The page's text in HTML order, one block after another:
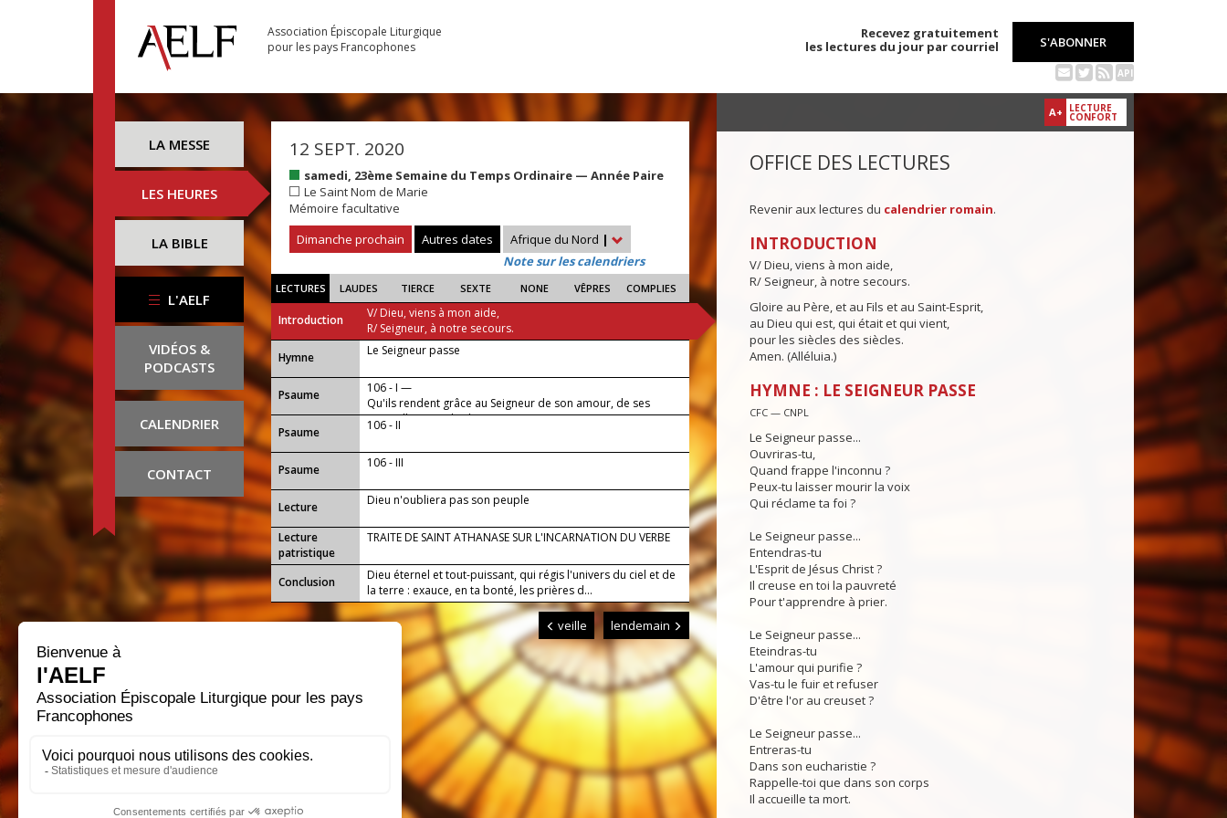
Association Épiscopale Liturgique
pour les pays Francophones
Recevez gratuitement
les lectures du jour par courriel
S'ABONNER
API
LA MESSE
LES HEURES
LA BIBLE
L'AELF
VIDÉOS &
PODCASTS
CALENDRIER
CONTACT
12 SEPT. 2020
samedi, 23ème Semaine du Temps Ordinaire — Année Paire
Le Saint Nom de Marie
Mémoire facultative
Dimanche prochain
Autres dates Afrique du Nord |
Note sur les calendriers
LECTURES LAUDES TIERCE SEXTE NONE VÊPRES COMPLIES
Introduction
V/ Dieu, viens à mon aide,
R/ Seigneur, à notre secours.
...
Hymne Le Seigneur passe
Psaume
106 - I —
Qu'ils rendent grâce au Seigneur de son amour, de ses
merveilles pour les hommes.
Psaume
106 - II
Psaume 106 - III
Lecture Dieu n'oubliera pas son peuple
Lecture
patristique
TRAITE DE SAINT ATHANASE SUR L'INCARNATION DU VERBE
Conclusion
Dieu éternel et tout-puissant, qui régis l'univers du ciel et de
la terre : exauce, en ta bonté, les prières d...
veille lendemain
A+ LECTURE
CONFORT
OFFICE DES LECTURES
Revenir aux lectures du calendrier romain.
INTRODUCTION
V/ Dieu, viens à mon aide,
R/ Seigneur, à notre secours.
Gloire au Père, et au Fils et au Saint-Esprit,
au Dieu qui est, qui était et qui vient,
pour les siècles des siècles.
Amen. (Alléluia.)
HYMNE : LE SEIGNEUR PASSE
CFC — CNPL
Le Seigneur passe...
Ouvriras-tu,
Quand frappe l'inconnu ?
Peux-tu laisser mourir la voix
Qui réclame ta foi ?
Le Seigneur passe...
Entendras-tu
L'Esprit de Jésus Christ ?
Il creuse en toi la pauvreté
Pour t'apprendre à prier.
Le Seigneur passe...
Eteindras-tu
L'amour qui purifie ?
Vas-tu le fuir et refuser
D'être l'or au creuset ?
Le Seigneur passe...
Entreras-tu
Dans son eucharistie ?
Rappelle-toi que dans son corps
Il accueille ta mort.